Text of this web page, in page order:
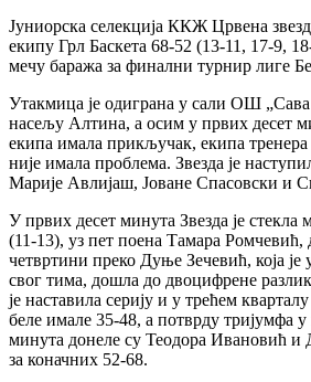
Јуниорска селекција ККЖ Црвена
екипу Грл Баскета 68-52 (13-11, 17-9,
мечу баража за финални турнир лиге
Утакмица је одиграна у сали ОШ
насељу Алтина, а осим у првих десет
екипа имала прикључак, екипа
није имала проблема. Звезда је
Марије Авлијаш, Јоване Спасовски и
У првих десет минута Звезда је
(11-13), уз пет поена Тамара Ромчевић,
четвртини преко Дуње Зечевић, која је
свог тима, дошла до двоцифрене
је наставила серију и у трећем
беле имале 35-48, а потврду тријумфа
минута донеле су Теодора Ивановић и
за коначних 52-68.